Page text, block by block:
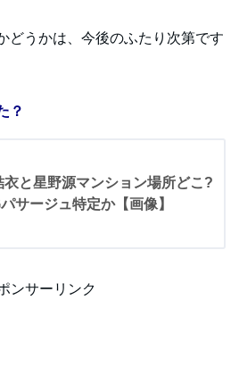
どうかは、今後のふたり次第です
？
衣と星野源マンション場所どこ?
サージュ特定か【画像】
ンサーリンク